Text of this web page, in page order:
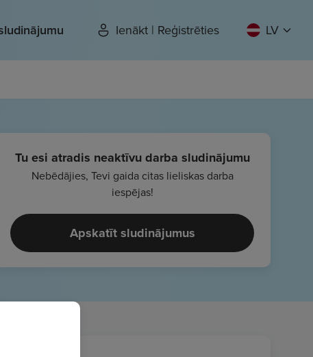
Ienākt | Reģistrēties LV
Tu esi atradis neaktīvu darba sludinājumu
Nebēdājies, Tevi gaida citas lieliskas darba
iespējas!
Apskatīt sludinājumus